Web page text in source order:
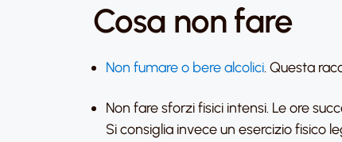
Cosa non fare
Non fumare o bere alcolici. Questa
Non fare sforzi fisici intensi. Le ore
Si consiglia invece un esercizio fisico